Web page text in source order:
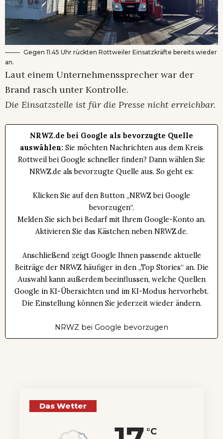
Gegen 11.45 Uhr rückten Rottweiler Einsatzkräfte bereits wieder
an.
Laut einem Unternehmenssprecher war der
Brand rasch unter Kontrolle.
Die Einsatzstelle ist für die Presse nicht erreichbar.
NRWZ.de bei Google als bevorzugte Quelle
auswählen: Sie möchten Nachrichten aus dem Kreis
Rottweil bei Google schneller finden? Dann wählen Sie
NRWZ.de als bevorzugte Quelle aus. So geht es:
Klicken Sie auf den Button „NRWZ bei Google
bevorzugen“.
Melden Sie sich bei Bedarf mit Ihrem Google-Konto an.
Aktivieren Sie das Kästchen neben NRWZ.de.
Anschließend zeigt Google Ihnen passende aktuelle
Beiträge der NRWZ häufiger in den „Top Stories“ an. Die
Auswahl kann außerdem beeinflussen, welche Quellen
Google in KI-Übersichten und im KI-Modus hervorhebt.
Die Einstellung können Sie jederzeit wieder ändern.
NRWZ bei Google bevorzugen
Das Wetter
°C